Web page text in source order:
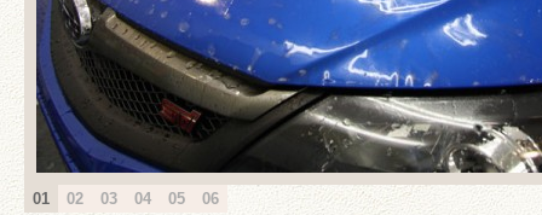
01 02 03 04 05 06